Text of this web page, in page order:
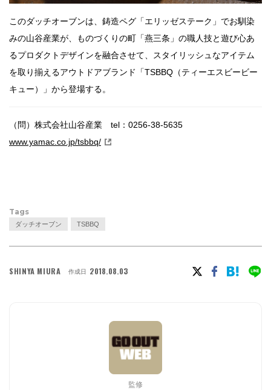
このダッチオーブンは、鋳造ペグ「エリッゼステーク」でお馴染
みの山谷産業が、ものづくりの町「燕三条」の職人技と遊び心あ
るプロダクトデザインを融合させて、スタイリッシュなアイテム
を取り揃えるアウトドアブランド「TSBBQ（ティーエスビービー
キュー）」から登場する。
（問）株式会社山谷産業 tel：0256-38-5635
www.yamac.co.jp/tsbbq/
Tags
ダッチオーブン TSBBQ
SHINYA MIURA 作成日 2018.08.03
監修